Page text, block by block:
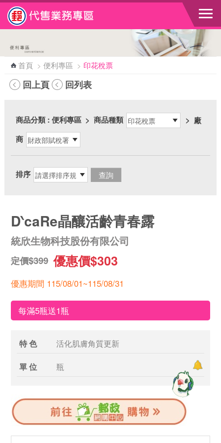
跳到主要內容區塊
首頁 > 便利專區 > 印花稅票
回上頁 回列表
商品分類: 便利專區 > 商品種類 > 廠
商
排序
D‵caRe晶釀活齡青春露
統欣生物科技股份有限公司
定價$399 優惠價$303
優惠期間 115/08/01~115/08/31
每滿5瓶送1瓶
特 色 活化肌膚角質更新
單 位 瓶